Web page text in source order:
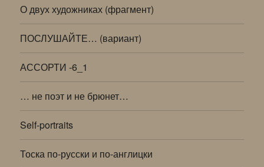
О двух художниках (фрагмент)
ПОСЛУШАЙТЕ… (вариант)
АССОРТИ -6_1
… не поэт и не брюнет…
Self-portraits
Тоска по-русски и по-англицки